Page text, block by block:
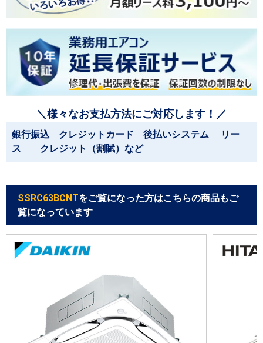
＼様々なお支払方法にご対応します！／
銀行振込 クレジットカード 後払いシステム リー
ス クレジット（割賦）など
SSRC63BCNTをご覧になった方はこちらの商品もご
覧になっています